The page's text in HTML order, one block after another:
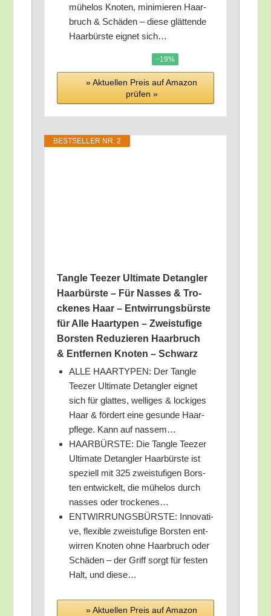
mühe­los Kno­ten, mini­mie­ren Haar­
bruch & Schä­den – die­se glät­ten­de
Haar­bürs­te eig­net sich…
−19%
» Aktu­el­len Preis auf Ama­zon
prü­fen »
BEST­SEL­LER NR. 2
Tang­le Tee­zer Ulti­ma­te Detang­ler
Haar­bürs­te – Für Nas­ses & Tro­
cke­nes Haar – Ent­wir­rungs­bürs­te
für Alle Haar­ty­pen – Zwei­stu­fi­ge
Bors­ten Redu­zie­ren Haar­bruch
& Ent­fer­nen Kno­ten – Schwarz
ALLE HAARTYPEN: Der Tang­le
Tee­zer Ulti­ma­te Detang­ler eig­net
sich für glat­tes, wel­li­ges & locki­ges
Haar & för­dert eine gesun­de Haar­
pfle­ge. Kann auf nassem…
HAARBÜRSTE: Die Tang­le Tee­zer
Ulti­ma­te Detang­ler Haar­bürs­te ist
spe­zi­ell mit 325 zwei­stu­fi­gen Bors­
ten ent­wi­ckelt, die mühe­los durch
nas­ses oder trockenes…
ENTWIRRUNGSBÜRSTE: Inno­va­ti­
ve, fle­xi­ble zwei­stu­fi­ge Bors­ten ent­
wir­ren Kno­ten ohne Haar­bruch oder
Schä­den – der Griff sorgt für fes­ten
Halt, und diese…
» Aktu­el­len Preis auf Ama­zon